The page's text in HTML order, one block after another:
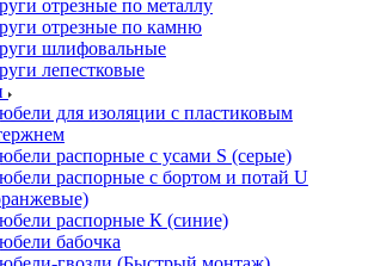
отрезные по металлу
отрезные по камню
шлифовальные
лепестковые
для изоляции с пластиковым
распорные с усами S (серые)
распорные c бортом и потай U
распорные К (синие)
бабочка